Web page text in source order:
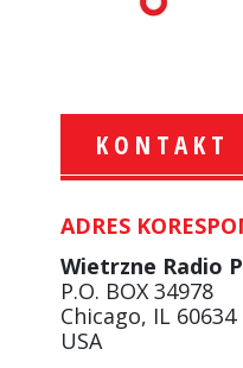
KONTAKT
ADRES
Wietrzne Radio
P.O. BOX 34978
Chicago, IL 60634
USA